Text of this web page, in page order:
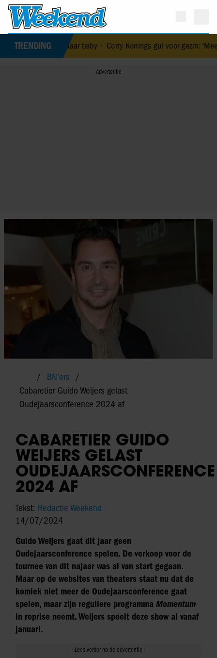
TRENDING
haar baby• Corry Konings gul voor gezin: ‘Meer voor over
BN'ers
Cabaretier Guido Weijers gelast
Oudejaarsconference 2024 af
CABARETIER GUIDO
WEIJERS GELAST
OUDEJAARSCONFERENCE
2024 AF
Tekst: Redactie Weekend
14/07/2024
Guido Weijers gaat dit jaar geen
Oudejaarsconference spelen. De verkoop voor de
tournee van dit najaar was al van start gegaan.
Maar op de websites van theaters staat nu dat de
komiek niet meer de Oudejaarsconference gaat
spelen, maar zijn reguliere programma Momentum
in reprise neemt. Weijers speelt deze show al vanaf
januari.